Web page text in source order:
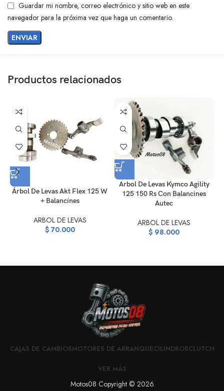
Guardar mi nombre, correo electrónico y sitio web en este
navegador para la próxima vez que haga un comentario.
Productos relacionados
Árbol De Levas Akt Flex 125 W
+ Balancínes
ARBOL DE LEVAS
$70.000
Arbol De Levas Kymco Agility
125 150 Rs Con Balancines
Autec
ARBOL DE LEVAS
$ 98.000
CAJAS DE CAMBIOSMOTORES DE ARRANQUECILINDROSCLUTCH
VER MÁS
Motos08 Copyright © 2026